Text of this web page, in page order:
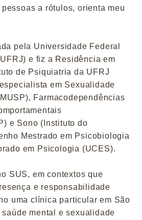
a rótulos, orienta meu
pela Universidade Federal
e fiz a Residência em
de Psiquiatria da UFRJ
em Sexualidade
Farmacodependências
e Sono (Instituto do
Mestrado em Psicobiologia
em Psicologia (UCES).
SUS, em contextos que
e responsabilidade
uma clínica particular em São
saúde mental e sexualidade